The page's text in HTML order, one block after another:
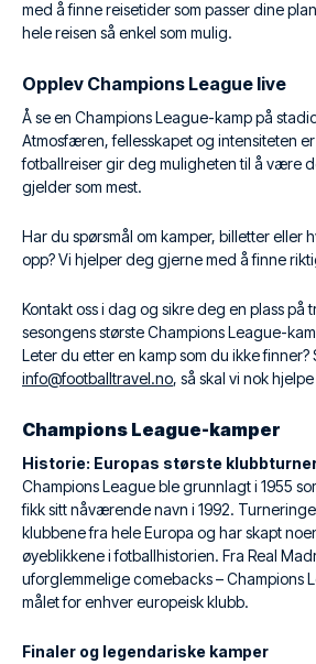
med å finne reisetider som passer dine
hele reisen så enkel som mulig.
Opplev Champions League live
Å se en Champions League-kamp på
Atmosfæren, fellesskapet og intensiteten
fotballreiser gir deg muligheten til å være
gjelder som mest.
Har du spørsmål om kamper, billetter eller
opp? Vi hjelper deg gjerne med å finne
Kontakt oss i dag og sikre deg en plass på
sesongens største Champions League-
Leter du etter en kamp som du ikke finner?
info@footballtravel.no, så skal vi nok
Champions League-kamper
Historie: Europas største
Champions League ble grunnlagt i 1955
fikk sitt nåværende navn i 1992.
klubbene fra hele Europa og har skapt
øyeblikkene i fotballhistorien. Fra Real
uforglemmelige comebacks – Champions
målet for enhver europeisk klubb.
Finaler og legendariske kamper